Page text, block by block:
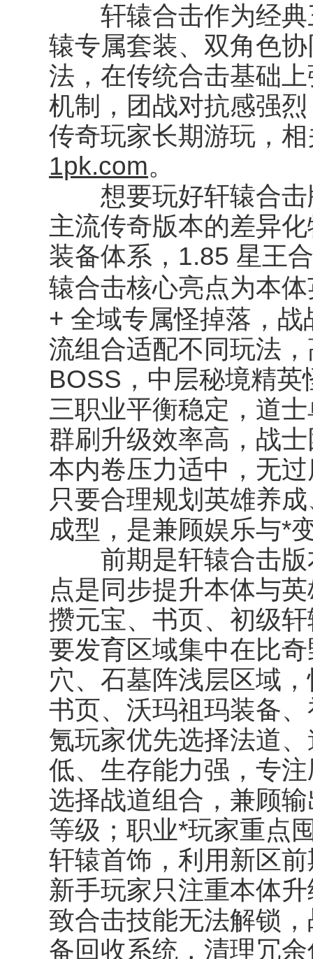
轩辕合击作为经典
辕专属套装、双角色
法，在传统合击基础
机制，团战对抗感强
传奇玩家长期游玩，
1pk.com。
想要玩好轩辕合击
主流传奇版本的差异
装备体系，1.85 星王
辕合击核心亮点为本
+ 全域专属怪掉落 ，
流组合适配不同玩法
BOSS，中层秘境精
三职业平衡稳定，道
群刷升级效率高，战
本内卷压力适中，无
只要合理规划英雄养
成型，是兼顾娱乐与*
前期是轩辕合击版
点是同步提升本体与
攒元宝、书页、初级
要发育区域集中在比
穴、石墓阵浅层区域
书页、沃玛祖玛装备
氪玩家优先选择法道
低、生存能力强，专
选择战道组合，兼顾
等级；职业*玩家重点
轩辕首饰，利用新区
新手玩家只注重本体
致合击技能无法解锁
备回收系统，清理冗